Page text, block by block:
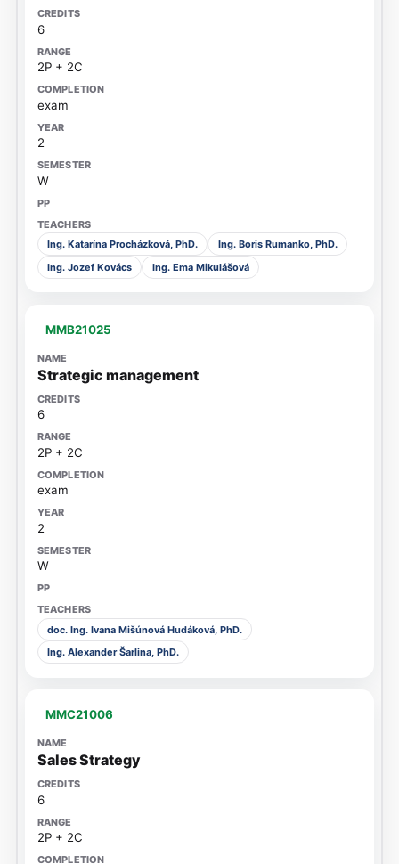
6
2P + 2C
exam
2
W
Ing. Katarína Procházková, PhD.
Ing. Boris Rumanko, PhD.
Ing. Jozef Kovács
Ing. Ema Mikulášová
MMB21025
Strategic management
6
2P + 2C
exam
2
W
doc. Ing. Ivana Mišúnová Hudáková, PhD.
Ing. Alexander Šarlina, PhD.
MMC21006
Sales Strategy
6
2P + 2C